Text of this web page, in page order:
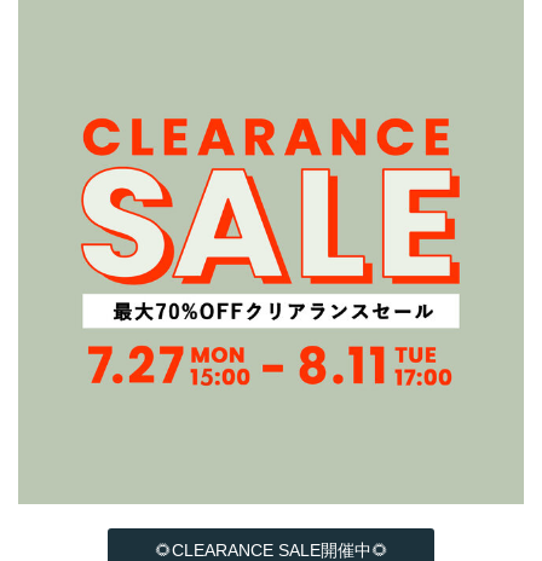
🌻CLEARANCE SALE開催中🌻